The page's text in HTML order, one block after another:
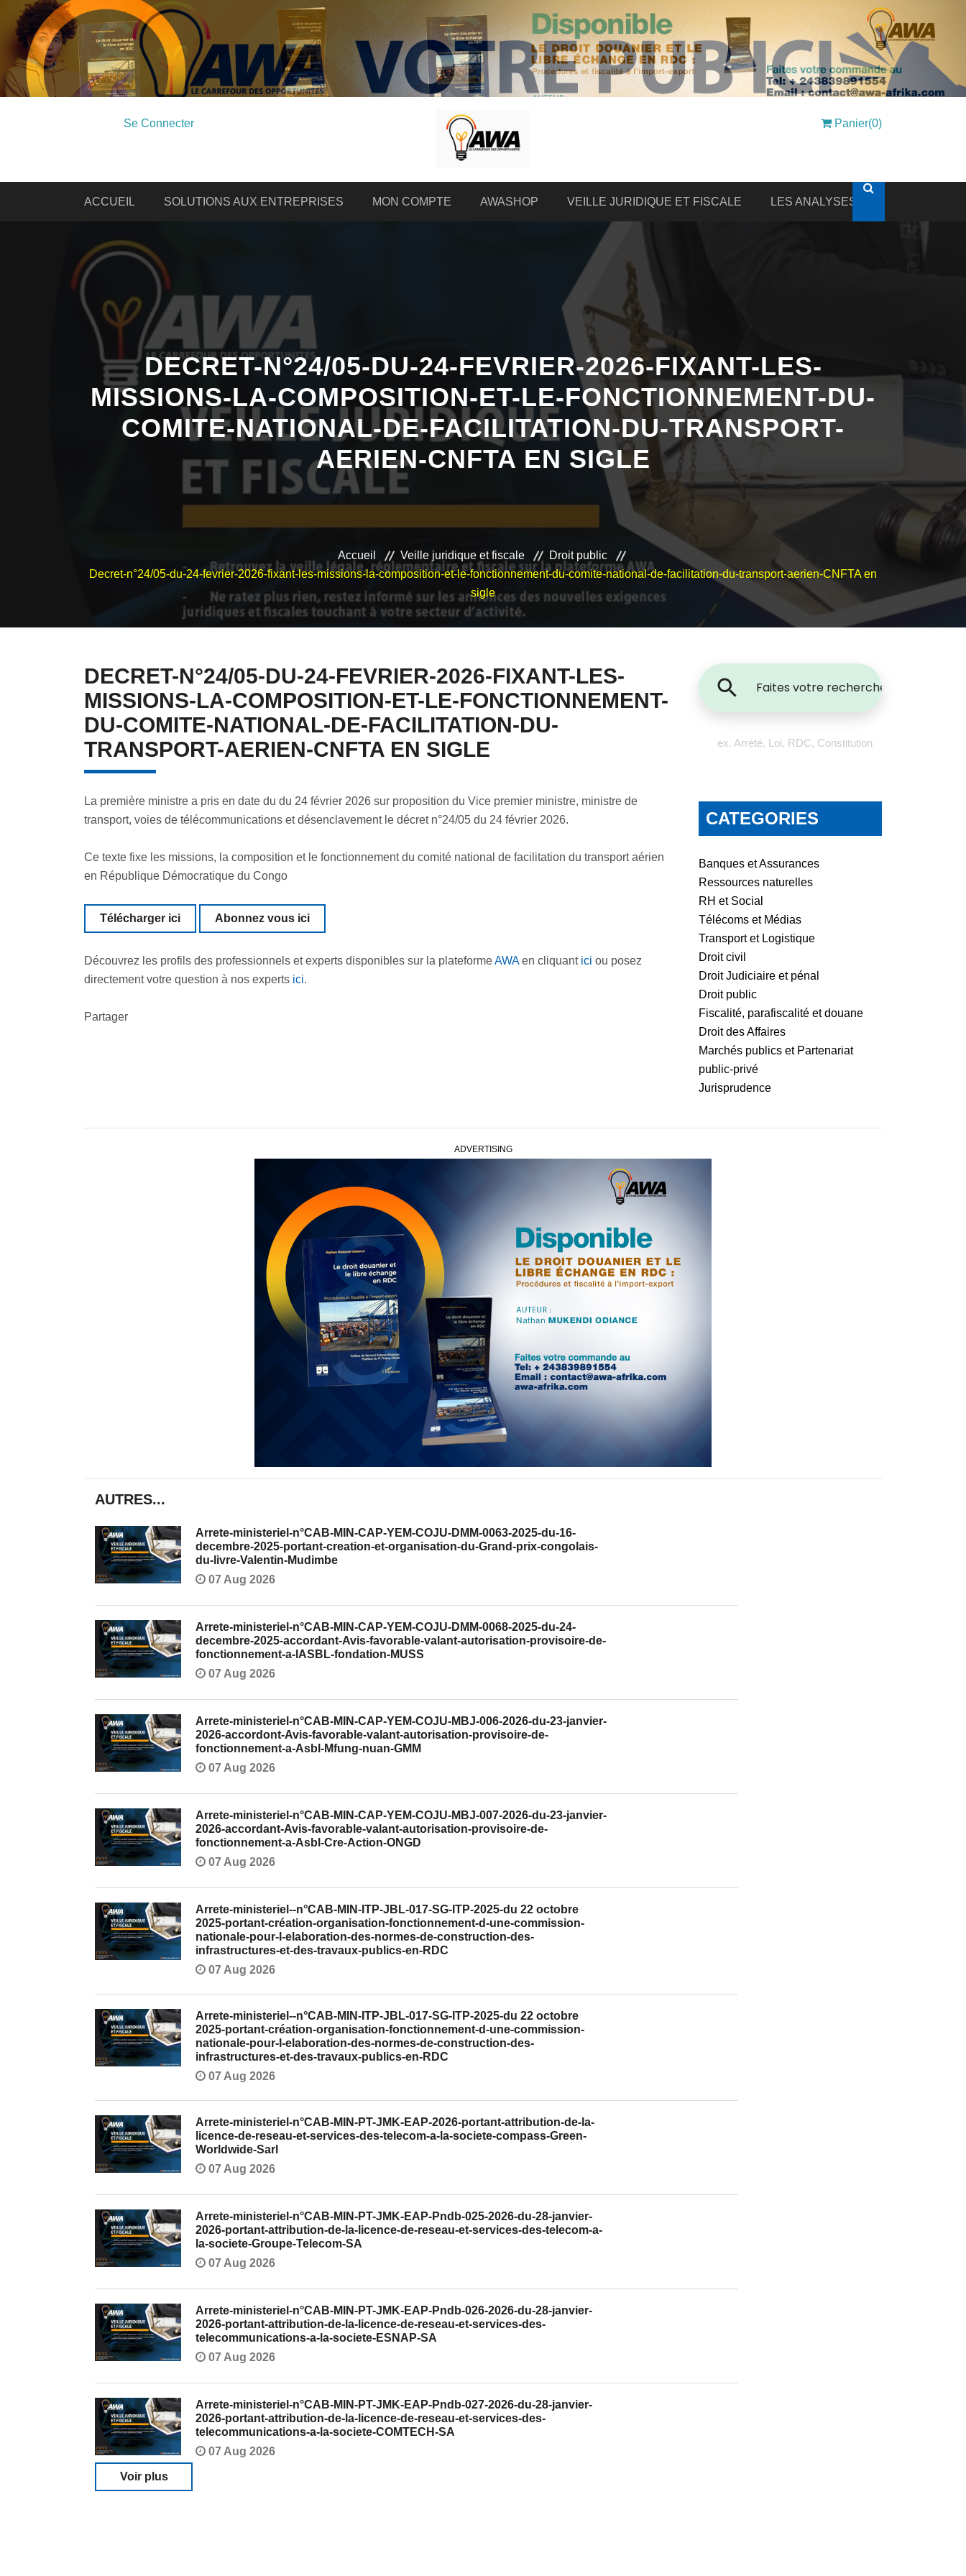
Se Connecter Panier(0)
ACCUEIL SOLUTIONS AUX ENTREPRISES MON COMPTE AWASHOP VEILLE JURIDIQUE ET FISCALE LES ANALYSES
DECRET-N°24/05-DU-24-FEVRIER-2026-FIXANT-LES-
MISSIONS-LA-COMPOSITION-ET-LE-FONCTIONNEMENT-DU-
COMITE-NATIONAL-DE-FACILITATION-DU-TRANSPORT-
AERIEN-CNFTA EN SIGLE
Accueil Veille juridique et fiscale
Droit public
Decret-n°24/05-du-24-fevrier-2026-fixant-les-missions-la-composition-et-le-fonctionnement-du-comite-national-de-facilitation-du-transport-aerien-CNFTA en
sigle
DECRET-N°24/05-DU-24-FEVRIER-2026-FIXANT-LES-
MISSIONS-LA-COMPOSITION-ET-LE-FONCTIONNEMENT-
DU-COMITE-NATIONAL-DE-FACILITATION-DU-
TRANSPORT-AERIEN-CNFTA EN SIGLE
La première ministre a pris en date du du 24 février 2026 sur proposition du Vice premier ministre, ministre de
transport, voies de télécommunications et désenclavement le décret n°24/05 du 24 février 2026.
Ce texte fixe les missions, la composition et le fonctionnement du comité national de facilitation du transport aérien
en République Démocratique du Congo
Télécharger ici Abonnez vous ici
Découvrez les profils des professionnels et experts disponibles sur la plateformeAWAen cliquant ici ou posez
directement votre question à nos experts ici.
Partager
ex. Arrété, Loi, RDC, Constitution
CATEGORIES
Banques et Assurances
Ressources naturelles
RH et Social
Télécoms et Médias
Transport et Logistique
Droit civil
Droit Judiciaire et pénal
Droit public
Fiscalité, parafiscalité et douane
Droit des Affaires
Marchés publics et Partenariat
public-privé
Jurisprudence
ADVERTISING
AUTRES...
Arrete-ministeriel-n°CAB-MIN-CAP-YEM-COJU-DMM-0063-2025-du-16-
decembre-2025-portant-creation-et-organisation-du-Grand-prix-congolais-
du-livre-Valentin-Mudimbe
07 Aug 2026
Arrete-ministeriel-n°CAB-MIN-CAP-YEM-COJU-DMM-0068-2025-du-24-
decembre-2025-accordant-Avis-favorable-valant-autorisation-provisoire-de-
fonctionnement-a-lASBL-fondation-MUSS
07 Aug 2026
Arrete-ministeriel-n°CAB-MIN-CAP-YEM-COJU-MBJ-006-2026-du-23-janvier-
2026-accordont-Avis-favorable-valant-autorisation-provisoire-de-
fonctionnement-a-Asbl-Mfung-nuan-GMM
07 Aug 2026
Arrete-ministeriel-n°CAB-MIN-CAP-YEM-COJU-MBJ-007-2026-du-23-janvier-
2026-accordant-Avis-favorable-valant-autorisation-provisoire-de-
fonctionnement-a-Asbl-Cre-Action-ONGD
07 Aug 2026
Arrete-ministeriel--n°CAB-MIN-ITP-JBL-017-SG-ITP-2025-du 22 octobre
2025-portant-création-organisation-fonctionnement-d-une-commission-
nationale-pour-l-elaboration-des-normes-de-construction-des-
infrastructures-et-des-travaux-publics-en-RDC
07 Aug 2026
Arrete-ministeriel--n°CAB-MIN-ITP-JBL-017-SG-ITP-2025-du 22 octobre
2025-portant-création-organisation-fonctionnement-d-une-commission-
nationale-pour-l-elaboration-des-normes-de-construction-des-
infrastructures-et-des-travaux-publics-en-RDC
07 Aug 2026
Arrete-ministeriel-n°CAB-MIN-PT-JMK-EAP-2026-portant-attribution-de-la-
licence-de-reseau-et-services-des-telecom-a-la-societe-compass-Green-
Worldwide-Sarl
07 Aug 2026
Arrete-ministeriel-n°CAB-MIN-PT-JMK-EAP-Pndb-025-2026-du-28-janvier-
2026-portant-attribution-de-la-licence-de-reseau-et-services-des-telecom-a-
la-societe-Groupe-Telecom-SA
07 Aug 2026
Arrete-ministeriel-n°CAB-MIN-PT-JMK-EAP-Pndb-026-2026-du-28-janvier-
2026-portant-attribution-de-la-licence-de-reseau-et-services-des-
telecommunications-a-la-societe-ESNAP-SA
07 Aug 2026
Arrete-ministeriel-n°CAB-MIN-PT-JMK-EAP-Pndb-027-2026-du-28-janvier-
2026-portant-attribution-de-la-licence-de-reseau-et-services-des-
telecommunications-a-la-societe-COMTECH-SA
07 Aug 2026
Voir plus